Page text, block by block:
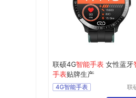
联硕4G智能手表 女性蓝牙
手表贴牌生产
4G智能手表
联